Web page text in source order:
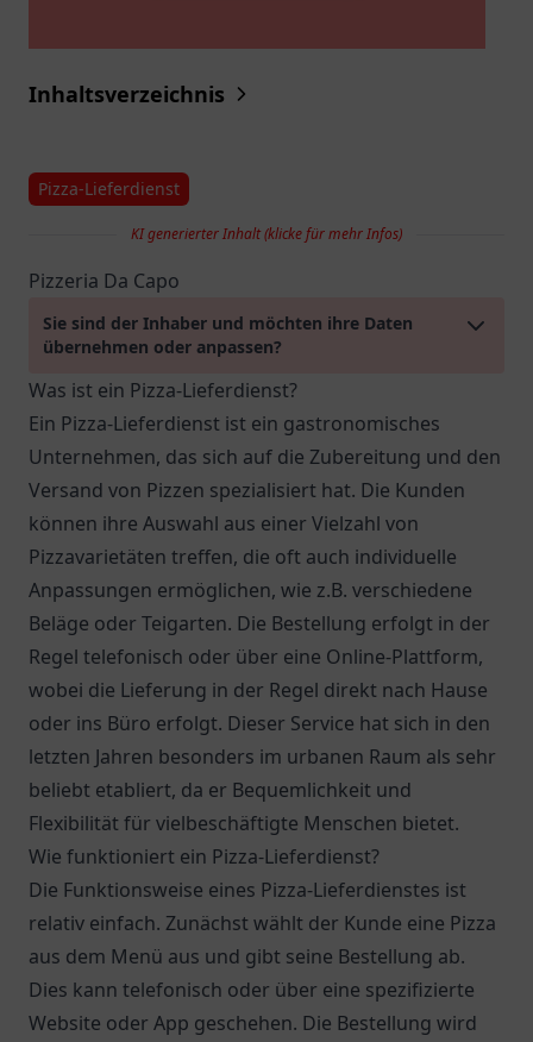
Inhaltsverzeichnis
Pizza-Lieferdienst
KI generierter Inhalt (klicke für mehr Infos)
Pizzeria Da Capo
Sie sind der Inhaber und möchten ihre Daten
übernehmen oder anpassen?
Was ist ein Pizza-Lieferdienst?
Ein Pizza-Lieferdienst ist ein gastronomisches
Unternehmen, das sich auf die Zubereitung und den
Versand von Pizzen spezialisiert hat. Die Kunden
können ihre Auswahl aus einer Vielzahl von
Pizzavarietäten treffen, die oft auch individuelle
Anpassungen ermöglichen, wie z.B. verschiedene
Beläge oder Teigarten. Die Bestellung erfolgt in der
Regel telefonisch oder über eine Online-Plattform,
wobei die Lieferung in der Regel direkt nach Hause
oder ins Büro erfolgt. Dieser Service hat sich in den
letzten Jahren besonders im urbanen Raum als sehr
beliebt etabliert, da er Bequemlichkeit und
Flexibilität für vielbeschäftigte Menschen bietet.
Wie funktioniert ein Pizza-Lieferdienst?
Die Funktionsweise eines Pizza-Lieferdienstes ist
relativ einfach. Zunächst wählt der Kunde eine Pizza
aus dem Menü aus und gibt seine Bestellung ab.
Dies kann telefonisch oder über eine spezifizierte
Website oder App geschehen. Die Bestellung wird